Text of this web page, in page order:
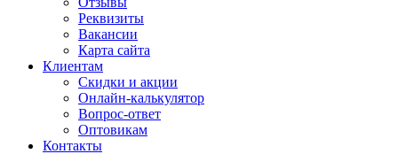
Реквизиты
Вакансии
Карта сайта
Клиентам
Скидки и акции
Онлайн-калькулятор
Вопрос-ответ
Оптовикам
Контакты